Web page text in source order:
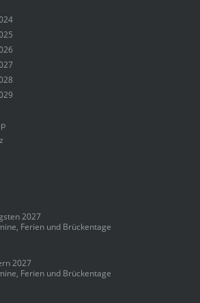
2027
Ferien und Brückentage
2027
Ferien und Brückentage